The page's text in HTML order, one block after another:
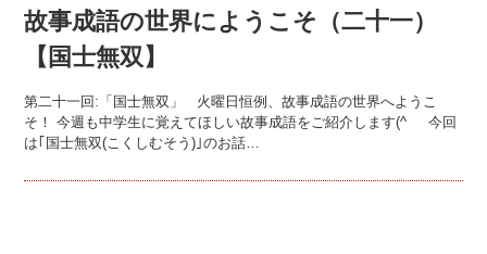
故事成語の世界にようこそ（二十一）
【国士無双】
第二十一回:「国士無双」 火曜日恒例、故事成語の世界へようこ
そ！ 今週も中学生に覚えてほしい故事成語をご紹介します(^ 今回
は｢国士無双(こくしむそう)｣のお話…